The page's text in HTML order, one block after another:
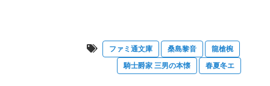
ファミ通文庫 桑島黎音
龍槍椀
騎士爵家 三男の本懐
春夏冬エ